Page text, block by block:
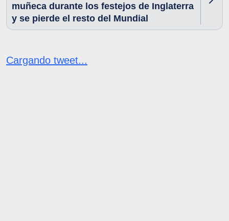
muñeca durante los festejos de Inglaterra
y se pierde el resto del Mundial
Cargando tweet...